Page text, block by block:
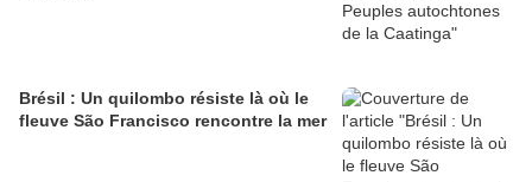
Brésil : Un quilombo résiste là où le
fleuve São Francisco rencontre la mer